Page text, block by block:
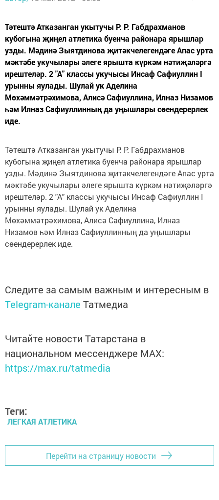
Тәтештә Атказанган укытучы Р. Р. Габдрахманов
кубогына җиңел атлетика буенча районара ярышлар
узды. Мәдинә Зыятдинова җитәкчелегендәге Апас урта
мәктәбе укучылары әлеге ярышта күркәм нәтиҗәләргә
ирештеләр. 2 "А" классы укучысы Инсаф Сафиуллин I
урынны яулады. Шулай ук Аделина
Мөхәммәтрәхимова, Алисә Сафиуллина, Илназ Низамов
һәм Илназ Сафиуллинның да уңышлары сөендерерлек
иде.
Тәтештә Атказанган укытучы Р. Р. Габдрахманов
кубогына җиңел атлетика буенча районара ярышлар
узды. Мәдинә Зыятдинова җитәкчелегендәге Апас урта
мәктәбе укучылары әлеге ярышта күркәм нәтиҗәләргә
ирештеләр. 2 "А" классы укучысы Инсаф Сафиуллин I
урынны яулады. Шулай ук Аделина
Мөхәммәтрәхимова, Алисә Сафиуллина, Илназ
Низамов һәм Илназ Сафиуллинның да уңышлары
сөендерерлек иде.
Следите за самым важным и интересным в
Telegram-канале Татмедиа
Читайте новости Татарстана в
национальном мессенджере MАХ:
https://max.ru/tatmedia
Теги:
ЛЕГКАЯ АТЛЕТИКА
Перейти на страницу новости